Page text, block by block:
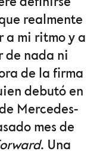
realmente
a mi ritmo y a
de nada ni
de la firma
debutó en
Mercedes-
mes de
. Una